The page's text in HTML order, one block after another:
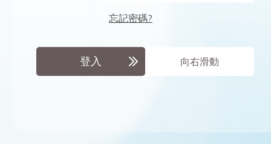
忘記密碼?
登入 向右滑動